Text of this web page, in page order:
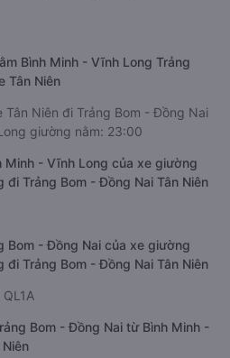
Bình Minh - Vĩnh Long Trảng
Tân Niên
Tân Niên đi Trảng Bom - Đồng Nai
giường nằm: 23:00
Minh - Vĩnh Long của xe giường
đi Trảng Bom - Đồng Nai Tân Niên
Bom - Đồng Nai của xe giường
đi Trảng Bom - Đồng Nai Tân Niên
Bom - Đồng Nai từ Bình Minh -